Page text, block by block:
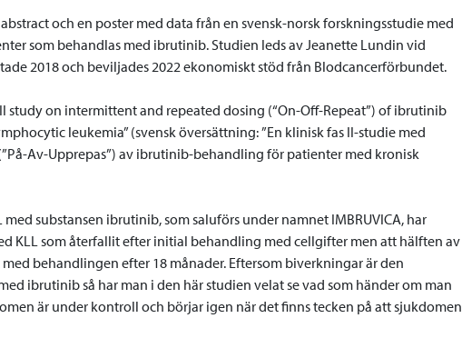
och en poster med data från en svensk-norsk forskningsstudie med
som behandlas med ibrutinib. Studien leds av Jeanette Lundin vid
2018 och beviljades 2022 ekonomiskt stöd från Blodcancerförbundet.
study on intermittent and repeated dosing (“On-Off-Repeat”) of ibrutinib
leukemia” (svensk översättning: ”En klinisk fas II-studie med
Av-Upprepas”) av ibrutinib-behandling för patienter med kronisk
substansen ibrutinib, som saluförs under namnet IMBRUVICA, har
KLL som återfallit efter initial behandling med cellgifter men att hälften av
behandlingen efter 18 månader. Eftersom biverkningar är den
ibrutinib så har man i den här studien velat se vad som händer om man
är under kontroll och börjar igen när det finns tecken på att sjukdomen